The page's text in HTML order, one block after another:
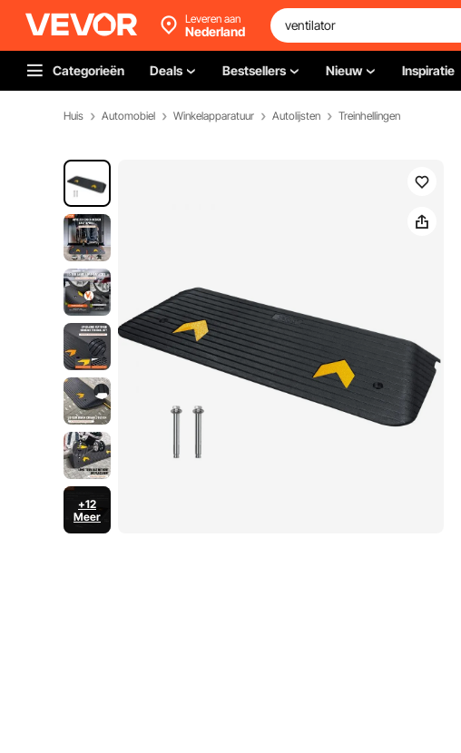
Leveren aan
Nederland
Categorieën Deals Bestsellers Nieuw Inspiratie
Huis Automobiel Winkelapparatuur Autolijsten Treinhellingen
+12
Meer